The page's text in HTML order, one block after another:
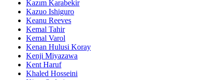
Kazım Karabekir
Kazuo Ishiguro
Keanu Reeves
Kemal Tahir
Kemal Varol
Kenan Hulusi Koray
Kenji Miyazawa
Kent Haruf
Khaled Hosseini